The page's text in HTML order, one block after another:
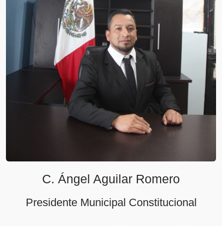
C. Ángel Aguilar Romero
Presidente Municipal Constitucional